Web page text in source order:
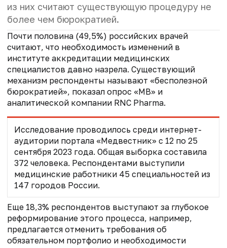
из них считают существующую процедуру не
более чем бюрократией.
Почти половина (49,5%) российских врачей
считают, что необходимость изменений в
институте аккредитации медицинских
специалистов давно назрела. Существующий
механизм респонденты называют «бесполезной
бюрократией», показал опрос «МВ» и
аналитической компании RNC Pharma.
Исследование проводилось среди интернет-
аудитории портала «Медвестник» с 12 по 25
сентября 2023 года. Общая выборка составила
372 человека. Респондентами выступили
медицинские работники 45 специальностей из
147 городов России.
Еще 18,3% респондентов выступают за глубокое
реформирование этого процесса, например,
предлагается отменить требования об
обязательном портфолио и необходимости